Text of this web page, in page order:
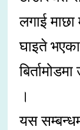
लगाई माछा
घाइते
।
यस